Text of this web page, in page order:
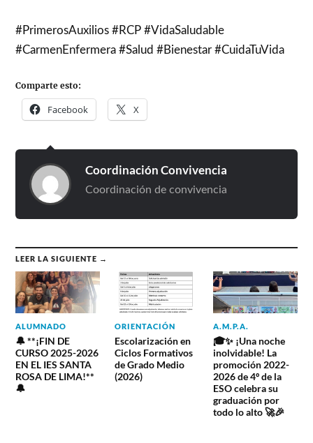
#PrimerosAuxilios #RCP #VidaSaludable
#CarmenEnfermera #Salud #Bienestar #CuidaTuVida
Comparte esto:
Facebook X
Coordinación Convivencia
Coordinación de convivencia
LEER LA SIGUIENTE →
ALUMNADO
🔔 **¡FIN DE
CURSO 2025-2026
EN EL IES SANTA
ROSA DE LIMA!**
🔔
ORIENTACIÓN
Escolarización en
Ciclos Formativos
de Grado Medio
(2026)
A.M.P.A.
🎓✨ ¡Una noche
inolvidable! La
promoción 2022-
2026 de 4º de la
ESO celebra su
graduación por
todo lo alto 🚀🎉